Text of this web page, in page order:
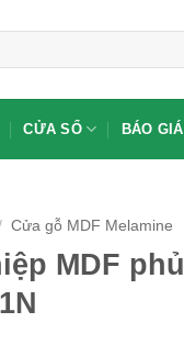
CỬA SỔ BÁO GIÁ
Cửa gỗ MDF Melamine
MDF phủ